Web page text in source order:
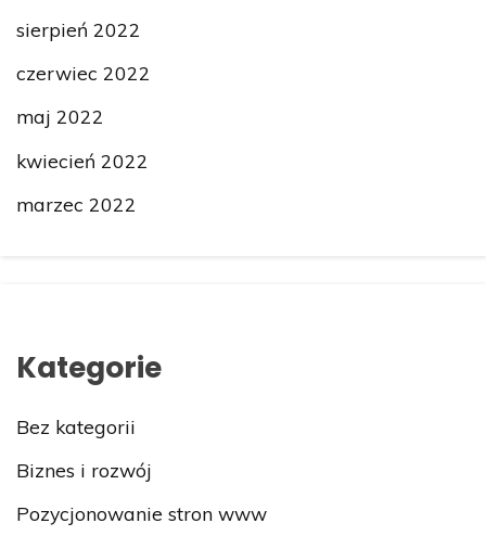
sierpień 2022
czerwiec 2022
maj 2022
kwiecień 2022
marzec 2022
Kategorie
Bez kategorii
Biznes i rozwój
Pozycjonowanie stron www